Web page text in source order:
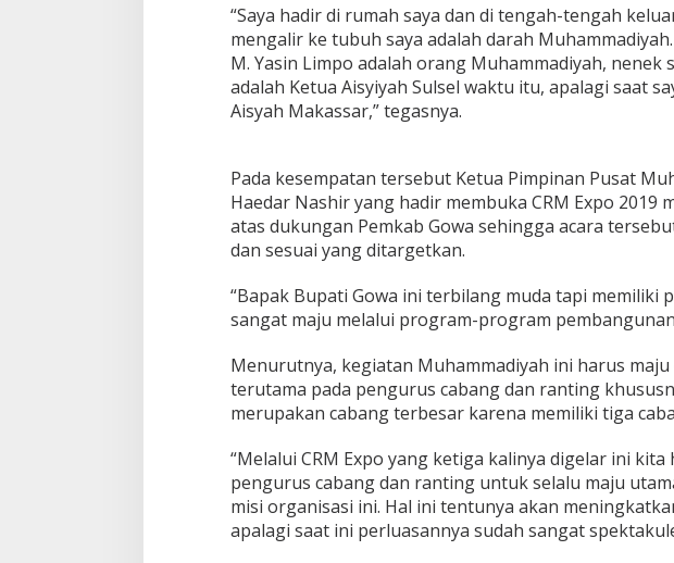
“Saya hadir di rumah saya dan di tengah-tengah
mengalir ke tubuh saya adalah darah
M. Yasin Limpo adalah orang Muhammadiyah, nenek
adalah Ketua Aisyiyah Sulsel waktu itu, apalagi saat
Aisyah Makassar,” tegasnya.
Pada kesempatan tersebut Ketua Pimpinan Pusat
Haedar Nashir yang hadir membuka CRM Expo 2019
atas dukungan Pemkab Gowa sehingga acara
dan sesuai yang ditargetkan.
“Bapak Bupati Gowa ini terbilang muda tapi memiliki
sangat maju melalui program-program
Menurutnya, kegiatan Muhammadiyah ini harus maju
terutama pada pengurus cabang dan ranting
merupakan cabang terbesar karena memiliki tiga
“Melalui CRM Expo yang ketiga kalinya digelar ini
pengurus cabang dan ranting untuk selalu maju
misi organisasi ini. Hal ini tentunya akan
apalagi saat ini perluasannya sudah sangat